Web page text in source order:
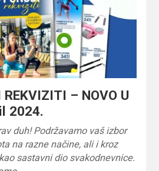
REKVIZITI – NOVO U
2024.
duh! Podržavamo vaš izbor
na razne načine, ali i kroz
sastavni dio svakodnevnice.